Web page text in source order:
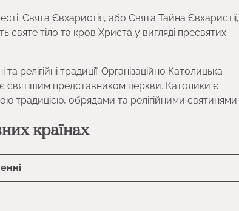
Свята Євхаристія, або Свята Тайна Євхаристії,
святе тіло та кров Христа у вигляді пресвятих
релігійні традиції. Організаційно Католицька
є святішим представником церкви. Католики є
традицією, обрядами та релігійними святинями.
країнах